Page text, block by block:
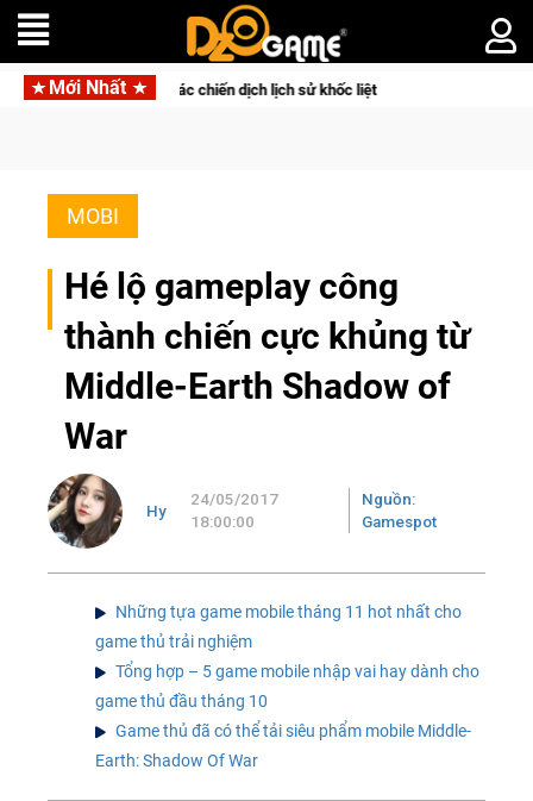
Mới Nhất
bạn vào các chiến dịch lịch sử khốc liệt
MOBI
Hé lộ gameplay công
thành chiến cực khủng từ
Middle-Earth Shadow of
War
Hy
24/05/2017
18:00:00
Nguồn:
Gamespot
Những tựa game mobile tháng 11 hot nhất cho
game thủ trải nghiệm
Tổng hợp – 5 game mobile nhập vai hay dành cho
game thủ đầu tháng 10
Game thủ đã có thể tải siêu phẩm mobile Middle-
Earth: Shadow Of War